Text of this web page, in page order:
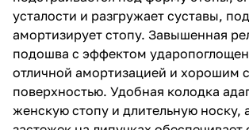
колодка адаптирована под
женскую стопу и длительную
носку, а наличие застежек на
липучках обеспечивает
фиксацию на ноге. Подходят на
стандартную полноту стопы и
небольшой +/-
усталости и разгружает суставы,
амортизирует стопу. Завышенная
подошва с эффектом
отличной амортизацией и хорошим
поверхностью. Удобная колодка
женскую стопу и длительную носку,